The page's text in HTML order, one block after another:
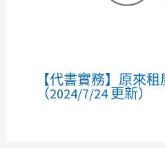
【代書實務】原來
（2024/7/24 更新）